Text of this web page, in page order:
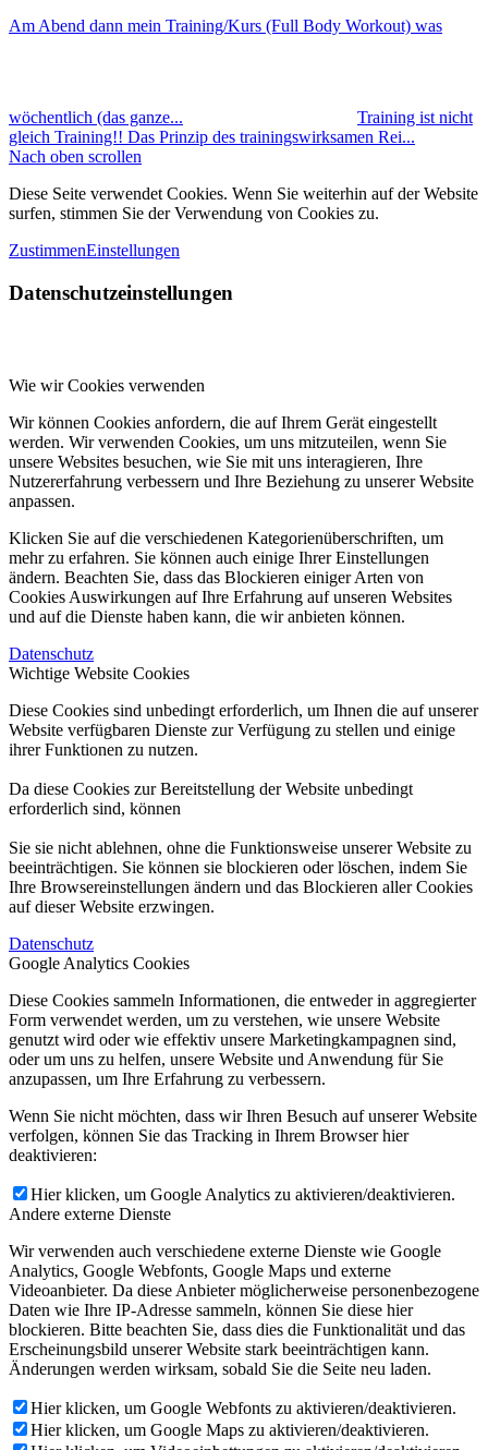
Am Abend dann mein Training/Kurs (Full Body Workout) was
wöchentlich (das ganze...
Training ist nicht
gleich Training!! Das Prinzip des trainingswirksamen Rei...
Nach oben scrollen
Diese Seite verwendet Cookies. Wenn Sie weiterhin auf der Website
surfen, stimmen Sie der Verwendung von Cookies zu.
ZustimmenEinstellungen
Datenschutzeinstellungen
Wie wir Cookies verwenden
Wir können Cookies anfordern, die auf Ihrem Gerät eingestellt
werden. Wir verwenden Cookies, um uns mitzuteilen, wenn Sie
unsere Websites besuchen, wie Sie mit uns interagieren, Ihre
Nutzererfahrung verbessern und Ihre Beziehung zu unserer Website
anpassen.
Klicken Sie auf die verschiedenen Kategorienüberschriften, um
mehr zu erfahren. Sie können auch einige Ihrer Einstellungen
ändern. Beachten Sie, dass das Blockieren einiger Arten von
Cookies Auswirkungen auf Ihre Erfahrung auf unseren Websites
und auf die Dienste haben kann, die wir anbieten können.
Datenschutz
Wichtige Website Cookies
Diese Cookies sind unbedingt erforderlich, um Ihnen die auf unserer
Website verfügbaren Dienste zur Verfügung zu stellen und einige
ihrer Funktionen zu nutzen.
Da diese Cookies zur Bereitstellung der Website unbedingt
erforderlich sind, können
Sie sie nicht ablehnen, ohne die Funktionsweise unserer Website zu
beeinträchtigen. Sie können sie blockieren oder löschen, indem Sie
Ihre Browsereinstellungen ändern und das Blockieren aller Cookies
auf dieser Website erzwingen.
Datenschutz
Google Analytics Cookies
Diese Cookies sammeln Informationen, die entweder in aggregierter
Form verwendet werden, um zu verstehen, wie unsere Website
genutzt wird oder wie effektiv unsere Marketingkampagnen sind,
oder um uns zu helfen, unsere Website und Anwendung für Sie
anzupassen, um Ihre Erfahrung zu verbessern.
Wenn Sie nicht möchten, dass wir Ihren Besuch auf unserer Website
verfolgen, können Sie das Tracking in Ihrem Browser hier
deaktivieren:
Hier klicken, um Google Analytics zu aktivieren/deaktivieren.
Andere externe Dienste
Wir verwenden auch verschiedene externe Dienste wie Google
Analytics, Google Webfonts, Google Maps und externe
Videoanbieter. Da diese Anbieter möglicherweise personenbezogene
Daten wie Ihre IP-Adresse sammeln, können Sie diese hier
blockieren. Bitte beachten Sie, dass dies die Funktionalität und das
Erscheinungsbild unserer Website stark beeinträchtigen kann.
Änderungen werden wirksam, sobald Sie die Seite neu laden.
Hier klicken, um Google Webfonts zu aktivieren/deaktivieren.
Hier klicken, um Google Maps zu aktivieren/deaktivieren.